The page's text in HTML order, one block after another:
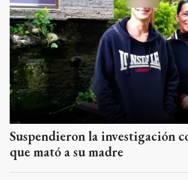
Suspendieron la investigación
que mató a su madre